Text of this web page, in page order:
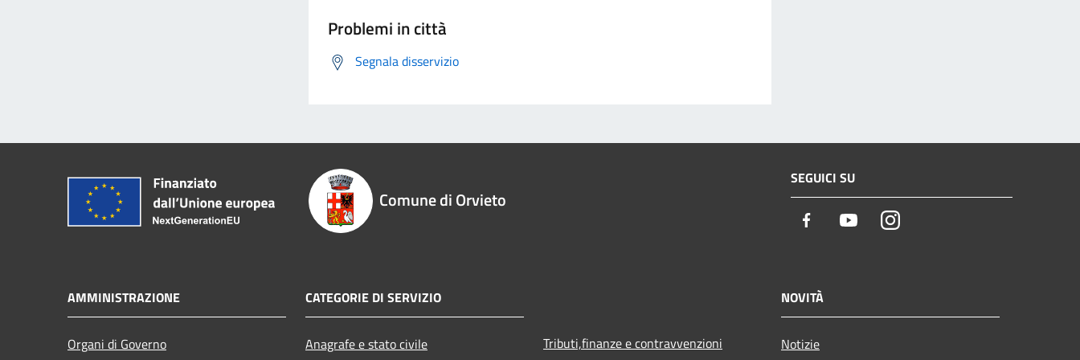
Problemi in città
Segnala disservizio
Comune di Orvieto
SEGUICI SU
Facebook YoutubeInstagram
AMMINISTRAZIONE
Organi di Governo
CATEGORIE DI SERVIZIO
Anagrafe e stato civile Tributi,finanze e contravvenzioni
NOVITÀ
Notizie